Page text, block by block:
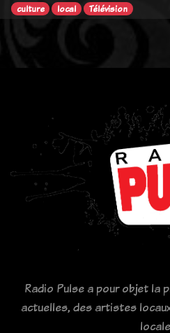
culture local Télévision
Radio Pulse a pour objet la
actuelles, des artistes